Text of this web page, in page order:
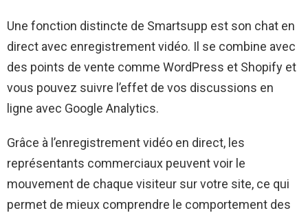
Une fonction distincte de Smartsupp est son chat en
direct avec enregistrement vidéo. Il se combine avec
des points de vente comme WordPress et Shopify et
vous pouvez suivre l’effet de vos discussions en
ligne avec Google Analytics.
Grâce à l’enregistrement vidéo en direct, les
représentants commerciaux peuvent voir le
mouvement de chaque visiteur sur votre site, ce qui
permet de mieux comprendre le comportement des